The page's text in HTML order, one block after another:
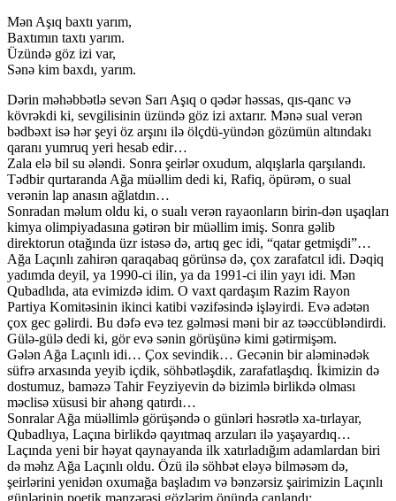
Mən Aşıq baxtı yarım,
Baxtımın taxtı yarım.
Üzündə göz izi var,
Sənə kim baxdı, yarım.
Dərin məhəbbətlə sevən Sarı Aşıq o qədər həssas, qıs-qanc və
kövrəkdi ki, sevgilisinin üzündə göz izi axtarır. Mənə sual verən
bədbəxt isə hər şeyi öz arşını ilə ölçdü-yündən gözümün altındakı
qaranı yumruq yeri hesab edir…
Zala elə bil su ələndi. Sonra şeirlər oxudum, alqışlarla qarşılandı.
Tədbir qurtaranda Ağa müəllim dedi ki, Rafiq, öpürəm, o sual
verənin lap anasın ağlatdın…
Sonradan məlum oldu ki, o sualı verən rayaonların birin-dən uşaqları
kimya olimpiyadasına gətirən bir müəllim imiş. Sonra gəlib
direktorun otağında üzr istəsə də, artıq gec idi, “qatar getmişdi”…
Ağa Laçınlı zahirən qaraqabaq görünsə də, çox zarafatcıl idi. Dəqiq
yadımda deyil, ya 1990-ci ilin, ya da 1991-ci ilin yayı idi. Mən
Qubadlıda, ata evimizdə idim. O vaxt qardaşım Razim Rayon
Partiya Komitəsinin ikinci katibi vəzifəsində işləyirdi. Evə adətən
çox gec gəlirdi. Bu dəfə evə tez gəlməsi məni bir az təəccübləndirdi.
Gülə-gülə dedi ki, gör evə sənin görüşünə kimi gətirmişəm.
Gələn Ağa Laçınlı idi… Çox sevindik… Gecənin bir aləminədək
süfrə arxasında yeyib içdik, söhbətləşdik, zarafatlaşdıq. İkimizin də
dostumuz, baməzə Tahir Feyziyevin də bizimlə birlikdə olması
məclisə xüsusi bir ahəng qatırdı…
Sonralar Ağa müəllimlə görüşəndə o günləri həsrətlə xa-tırlayar,
Qubadlıya, Laçına birlikdə qayıtmaq arzuları ilə yaşayardıq…
Laçında yeni bir həyat qaynayanda ilk xatırladığım adamlardan biri
də məhz Ağa Laçınlı oldu. Özü ilə söhbət eləyə bilməsəm də,
şeirlərini yenidən oxumağa başladım və bənzərsiz şairimizin Laçınlı
günlərinin poetik mənzərəsi gözlərim önündə canlandı: